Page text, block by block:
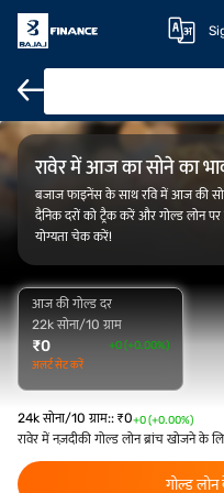
ओवरव्यू कैलकुलेटर
रावेर में आज का सोने का
बजाज फाइनेंस के साथ रवि में आज की
दैनिक दरों को ट्रैक करें और गोल्ड लोन
योग्यता चेक करें!
आज की गोल्ड दर
22k सोना/10 ग्राम
₹0
+0 (+0.00%)
अलर्ट सेट करें
24k सोना/10 ग्राम:: ₹0+0 (+0.00%)
रावेर में नज़दीकी गोल्ड लोन ब्रांच खोजने के
गोल्ड